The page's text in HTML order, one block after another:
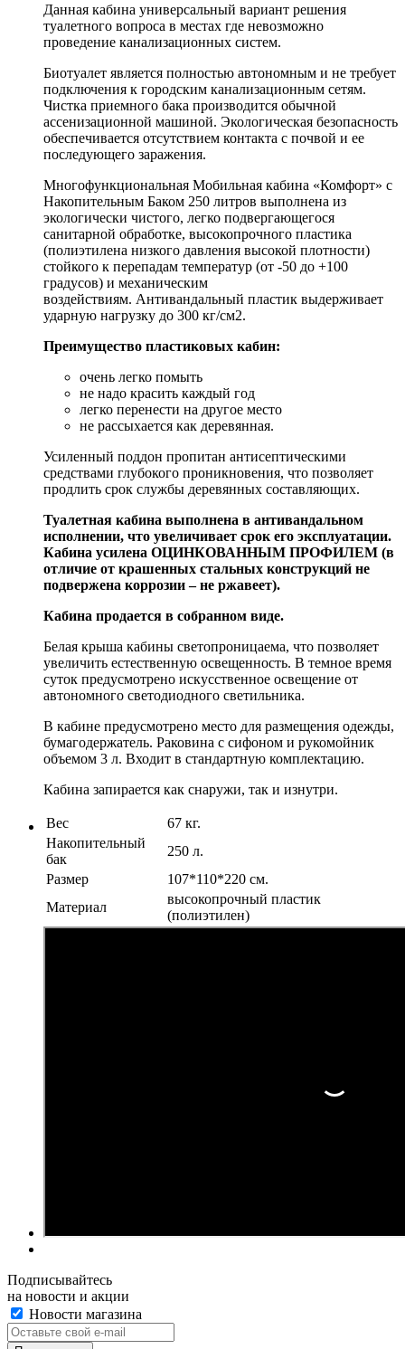
Данная кабина универсальный вариант решения
туалетного вопроса в местах где невозможно
проведение канализационных систем.
Биотуалет является полностью автономным и не требует
подключения к городским канализационным сетям.
Чистка приемного бака производится обычной
ассенизационной машиной. Экологическая безопасность
обеспечивается отсутствием контакта с почвой и ее
последующего заражения.
Многофункциональная Мобильная кабина «Комфорт» с
Накопительным Баком 250 литров выполнена из
экологически чистого, легко подвергающегося
санитарной обработке, высокопрочного пластика
(полиэтилена низкого давления высокой плотности)
стойкого к перепадам температур (от -50 до +100
градусов) и механическим
воздействиям. Антивандальный пластик выдерживает
ударную нагрузку до 300 кг/см2.
Преимущество пластиковых кабин:
очень легко помыть
не надо красить каждый год
легко перенести на другое место
не рассыхается как деревянная.
Усиленный поддон пропитан антисептическими
средствами глубокого проникновения, что позволяет
продлить срок службы деревянных составляющих.
Туалетная кабина выполнена в антивандальном
исполнении, что увеличивает срок его эксплуатации.
Кабина усилена ОЦИНКОВАННЫМ ПРОФИЛЕМ (в
отличие от крашенных стальных конструкций не
подвержена коррозии – не ржавеет).
Кабина продается в собранном виде.
Белая крыша кабины светопроницаема, что позволяет
увеличить естественную освещенность. В темное время
суток предусмотрено искусственное освещение от
автономного светодиодного светильника.
В кабине предусмотрено место для размещения одежды,
бумагодержатель. Раковина с сифоном и рукомойник
объемом 3 л. Входит в стандартную комплектацию.
Кабина запирается как снаружи, так и изнутри.
Вес
67 кг.
Накопительный
бак
250 л.
Размер
107*110*220 см.
Материал
высокопрочный пластик
(полиэтилен)
Подписывайтесь
на новости и акции
Новости магазина